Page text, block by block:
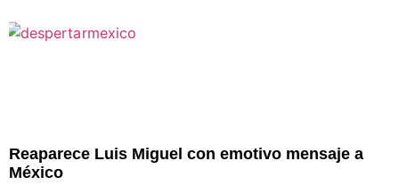
Reaparece Luis Miguel con emotivo mensaje a
México